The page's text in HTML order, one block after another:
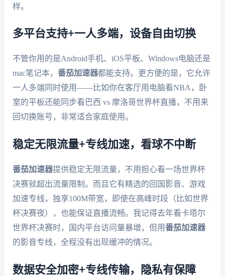
样。
多平台支持+一人多端，设备自由切换
不管你用的是Android手机、iOS平板、Windows电脑还是
mac笔记本， 番茄加速器都能支持。更方便的是，它允许
一人多端同时使用——比如你在客厅用电脑看NBA，卧
室的平板还能同步看巴西 vs 摩洛哥世界杯直播，不用来
回切换账号，非常适合家庭使用。
稳定无限流量+专线加速，看球不中断
番茄加速器提供稳定无限流量，不用担心看一场世界杯
决赛就超出流量限制。而且它有精选的回国影音、游戏
加速专线，独享100M带宽，即使在高峰时段（比如世界
杯决赛夜），也能保证直播流畅。我记得去年看卡塔尔
世界杯决赛时，国内平台访问量暴增，但用番茄加速器
的影音专线，全程没有出现缓冲的情况。
数据安全加密+专线传输，隐私有保障